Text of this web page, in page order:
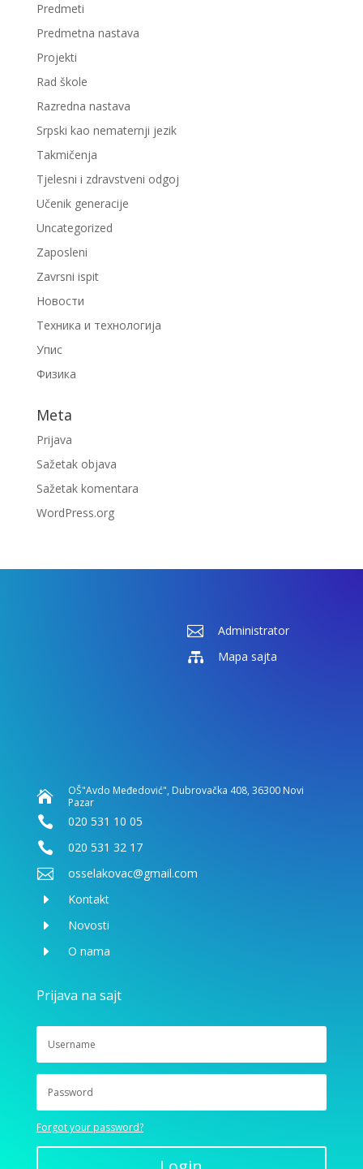
Predmeti
Predmetna nastava
Projekti
Rad škole
Razredna nastava
Srpski kao nematernji jezik
Takmičenja
Tjelesni i zdravstveni odgoj
Učenik generacije
Uncategorized
Zaposleni
Zavrsni ispit
Новости
Техника и технологија
Упис
Физика
Meta
Prijava
Sažetak objava
Sažetak komentara
WordPress.org
 Administrator
 Mapa sajta

OŠ"Avdo Međedović", Dubrovačka 408, 36300 Novi
Pazar
 020 531 10 05
 020 531 32 17
 osselakovac@gmail.com
E Kontakt
E Novosti
E O nama
Prijava na sajt
Forgot your password?